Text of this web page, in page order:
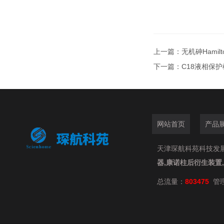
上一篇： 无机砷
下一篇： C18液相保
网站首页 产品
天津琛航科苑科技发
器,康诺柱后衍生装
总流量： 803475 管